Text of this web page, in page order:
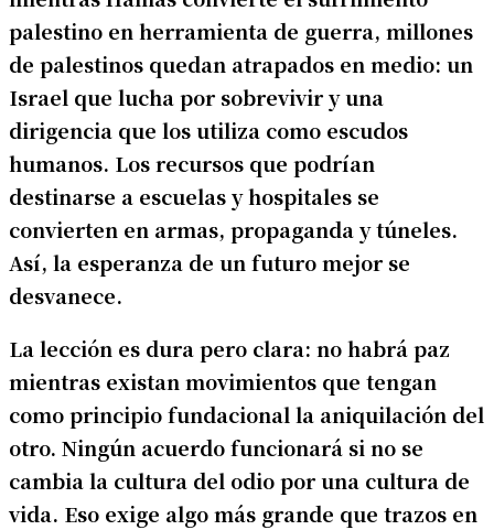
palestino en herramienta de guerra, millones
de palestinos quedan atrapados en medio: un
Israel que lucha por sobrevivir y una
dirigencia que los utiliza como escudos
humanos. Los recursos que podrían
destinarse a escuelas y hospitales se
convierten en armas, propaganda y túneles.
Así, la esperanza de un futuro mejor se
desvanece.
La lección es dura pero clara: no habrá paz
mientras existan movimientos que tengan
como principio fundacional la aniquilación del
otro. Ningún acuerdo funcionará si no se
cambia la cultura del odio por una cultura de
vida. Eso exige algo más grande que trazos en